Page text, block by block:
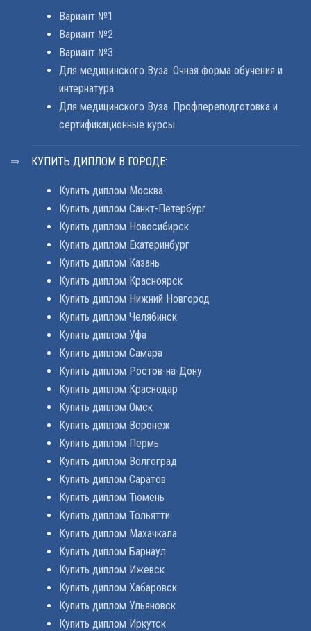
Вариант №1
Вариант №2
Вариант №3
Для медицинского Вуза. Очная форма обучения и
интернатура
Для медицинского Вуза. Профпереподготовка и
сертификационные курсы
КУПИТЬ ДИПЛОМ В ГОРОДЕ:
Купить диплом Москва
Купить диплом Санкт-Петербург
Купить диплом Новосибирск
Купить диплом Екатеринбург
Купить диплом Казань
Купить диплом Красноярск
Купить диплом Нижний Новгород
Купить диплом Челябинск
Купить диплом Уфа
Купить диплом Самара
Купить диплом Ростов-на-Дону
Купить диплом Краснодар
Купить диплом Омск
Купить диплом Воронеж
Купить диплом Пермь
Купить диплом Волгоград
Купить диплом Саратов
Купить диплом Тюмень
Купить диплом Тольятти
Купить диплом Махачкала
Купить диплом Барнаул
Купить диплом Ижевск
Купить диплом Хабаровск
Купить диплом Ульяновск
Купить диплом Иркутск